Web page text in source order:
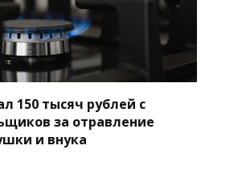
150 тысяч рублей с
за отравление
и внука